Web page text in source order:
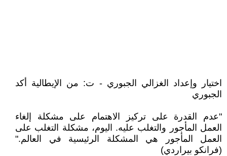
اختيار وإعداد الغزالي الجبوري - ت: من الإيطالية أكد
الجبوري
"عدم القدرة على تركيز الاهتمام على مشكلة إلغاء
العمل المأجور والتغلب عليه. اليوم، مشكلة التغلب على
العمل المأجور هي المشكلة الرئيسية في العالم."
(فرانكو بيراردي)